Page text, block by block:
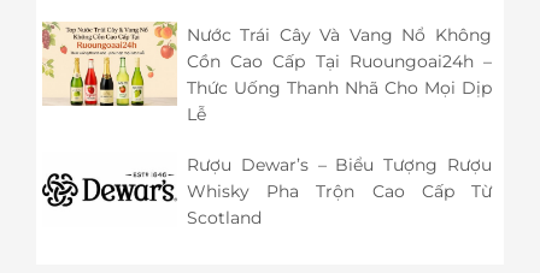
Nước Trái Cây Và Vang Nổ Không
Cồn Cao Cấp Tại Ruoungoai24h –
Thức Uống Thanh Nhã Cho Mọi Dịp
Lễ
Rượu Dewar’s – Biểu Tượng Rượu
Whisky Pha Trộn Cao Cấp Từ
Scotland